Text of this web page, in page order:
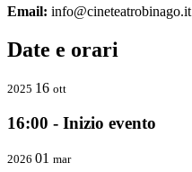
Email: info@cineteatrobinago.it
Date e orari
2025 16 ott
16:00 - Inizio evento
2026 01 mar